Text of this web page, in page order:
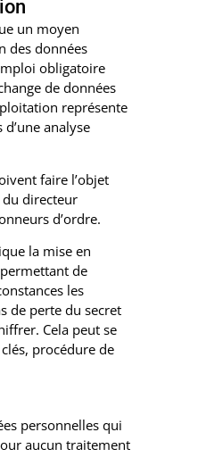
un moyen
des données
obligatoire
de données
représente
analyse
faire l’objet
du directeur
d’ordre.
la mise en
de
les
de perte du secret
Cela peut se
procédure de
personnelles qui
aucun traitement